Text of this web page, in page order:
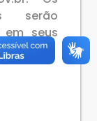
serão
em seus